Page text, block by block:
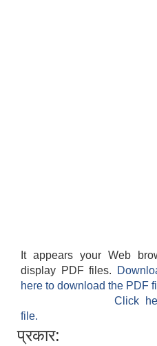
It appears your Web
display PDF files.
here to download the PDF
Click
file.
प्रकार: